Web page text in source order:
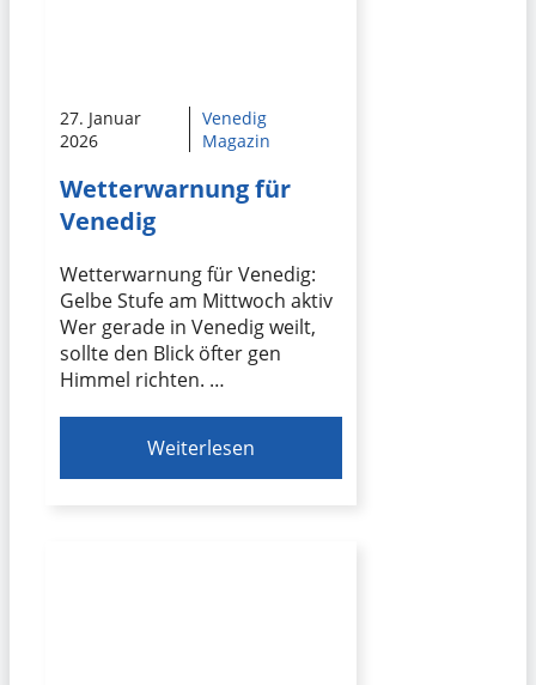
27. Januar
2026
Venedig
Magazin
Wetterwarnung für
Venedig
Wetterwarnung für Venedig:
Gelbe Stufe am Mittwoch aktiv
Wer gerade in Venedig weilt,
sollte den Blick öfter gen
Himmel richten. …
Weiterlesen